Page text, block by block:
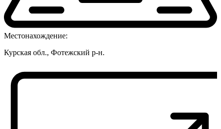
Местонахождение:
Курская обл., Фотежский р-н.